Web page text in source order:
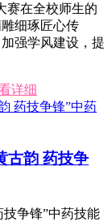
赛在全校师生的
细琢匠心传
强学风建设，提
详细
古韵 药技争
争锋”中药技能